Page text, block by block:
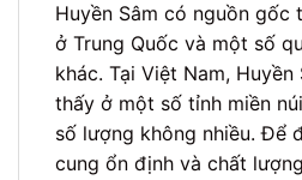
Huyền Sâm có nguồn gốc
ở Trung Quốc và một số
khác. Tại Việt Nam,
thấy ở một số tỉnh miền
số lượng không nhiều. Để
cung ổn định và chất